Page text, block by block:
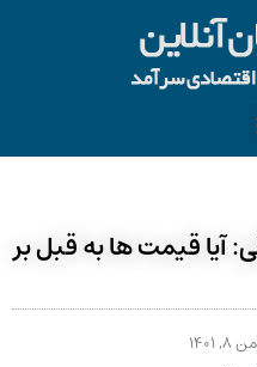
آیا قیمت ها به قبل بر
۱۴۰۱